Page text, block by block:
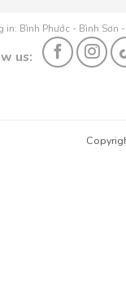
in: Bình Phước - Bình Sơn
us: